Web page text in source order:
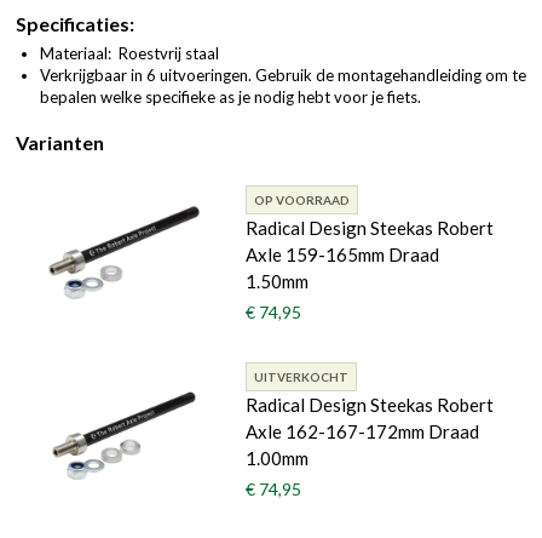
Specificaties:
Materiaal: Roestvrij staal
Verkrijgbaar in 6 uitvoeringen. Gebruik de montagehandleiding om te
bepalen welke specifieke as je nodig hebt voor je fiets.
Varianten
OP VOORRAAD
Radical Design Steekas Robert
Axle 159-165mm Draad
1.50mm
€ 74,95
UITVERKOCHT
Radical Design Steekas Robert
Axle 162-167-172mm Draad
1.00mm
€ 74,95